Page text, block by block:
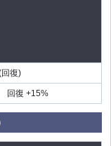
復)
回復 +15%